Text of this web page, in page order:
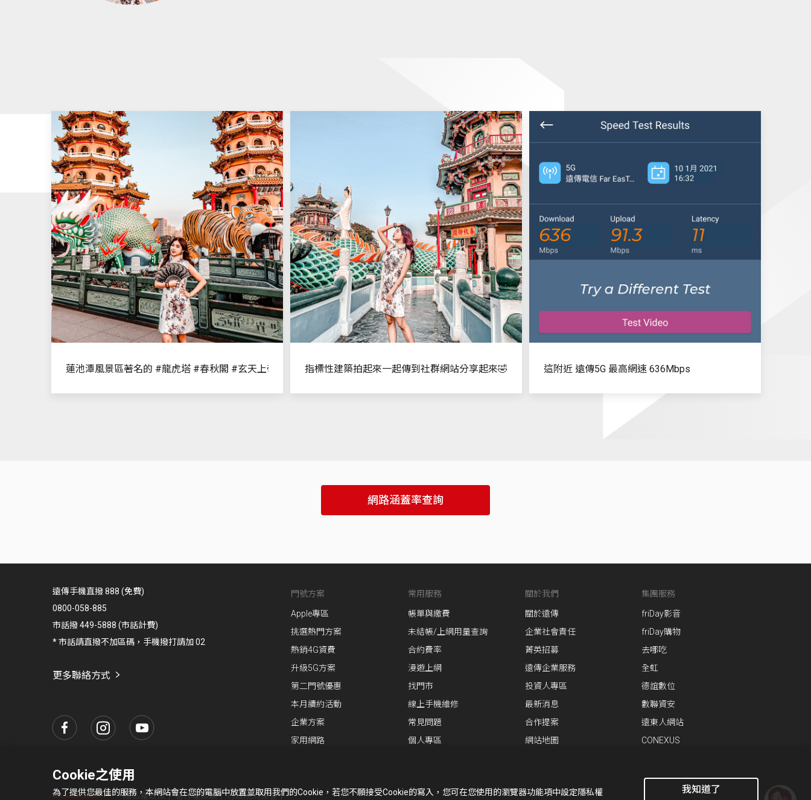
蓮池潭風景區著名的 #龍虎塔 #春秋閣 #玄天上帝 這附近遠傳5G網速超快!!
指標性建築拍起來一起傳到社群網站分享起來🤣 遠傳網路真的快這附近 遠傳5G 最高網速 636Mbps
網路涵蓋率查詢
遠傳手機直撥 888 (免費)
0800-058-885
市話撥 449-5888 (市話計費)
* 市話請直撥不加區碼，手機撥打請加 02
更多聯絡方式
門號方案
Apple專區
挑選熱門方案
熱銷4G資費
升級5G方案
第二門號優惠
本月續約活動
企業方案
家用網路
常用服務
帳單與繳費
未結帳/上網用量查詢
合約費率
漫遊上網
找門市
線上手機維修
常見問題
個人專區
關於我們
關於遠傳
企業社會責任
菁英招募
遠傳企業服務
投資人專區
最新消息
合作提案
網站地圖
集團服務
friDay影音
friDay購物
去哪吃
全虹
德誼數位
數聯資安
遠東人網站
CONEXUS
隱私權政策 著作權條款 行政院消保會
Cookie之使用
為了提供您最佳的服務，本網站會在您的電腦中放置並取用我們的Cookie，若您不願接受Cookie的寫入，您可在您使用的瀏覽器功能項中設定隱私權 我知道了